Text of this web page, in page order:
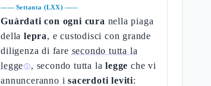
——Settanta (LXX)——
Guàrdati con ogni cura nella piaga
dellalepra, e custodisci con grande
diligenza di fare secondo tutta la
leggeⓘ, secondo tutta lalegge che vi
annunceranno isacerdoti leviti: